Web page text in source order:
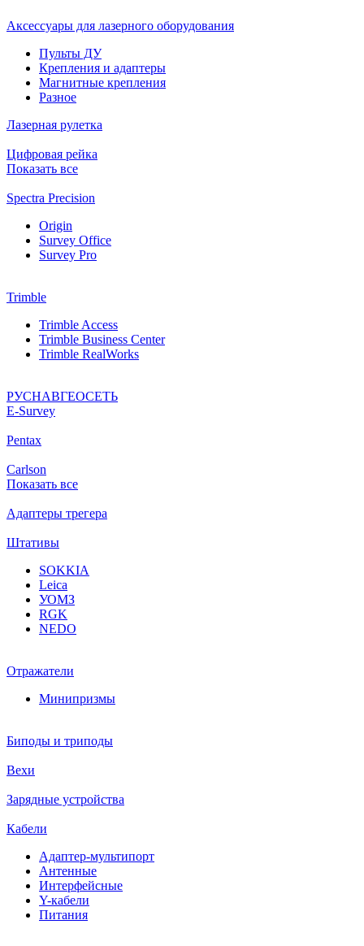
Аксессуары для лазерного оборудования
Пульты ДУ
Крепления и адаптеры
Магнитные крепления
Разное
Лазерная рулетка
Цифровая рейка
Показать все
Spectra Precision
Origin
Survey Office
Survey Pro
Trimble
Trimble Access
Trimble Business Center
Trimble RealWorks
РУСНАВГЕОСЕТЬ
Е-Survey
Pentax
Carlson
Показать все
Адаптеры трегера
Штативы
SOKKIA
Leica
УОМЗ
RGK
NEDO
Отражатели
Минипризмы
Биподы и триподы
Вехи
Зарядные устройства
Кабели
Адаптер-мультипорт
Антенные
Интерфейсные
Y-кабели
Питания